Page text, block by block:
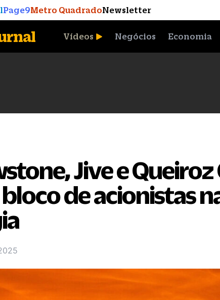
Page9Metro QuadradoNewsletter
Vídeos Negócios Economia
Jive e Queiroz
de acionistas